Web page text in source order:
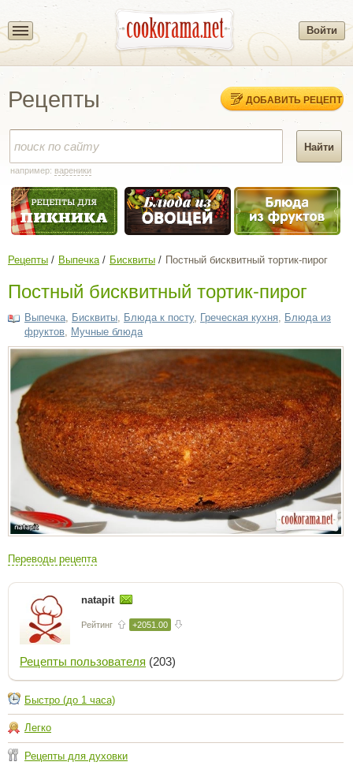
Войти
Рецепты ДОБАВИТЬ РЕЦЕПТ
например: вареники
Рецепты Выпечка Бисквиты Постный бисквитный тортик-пирог
Постный бисквитный тортик-пирог
Выпечка Бисквиты Блюда к посту, Греческая кухня
Блюда из
фруктов Мучные блюда
Переводы рецепта
natapit
Рейтинг +2051.00
Рецепты пользователя (203)
Быстро (до 1 часа)
Легко
Рецепты для духовки